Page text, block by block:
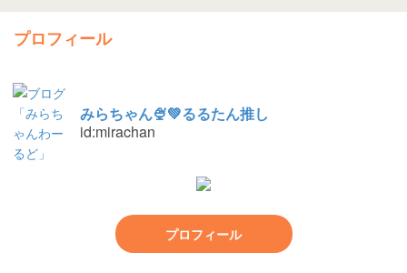
プロフィール
みらちゃん🍨💚るるたん推し
id:mirachan
プロフィール